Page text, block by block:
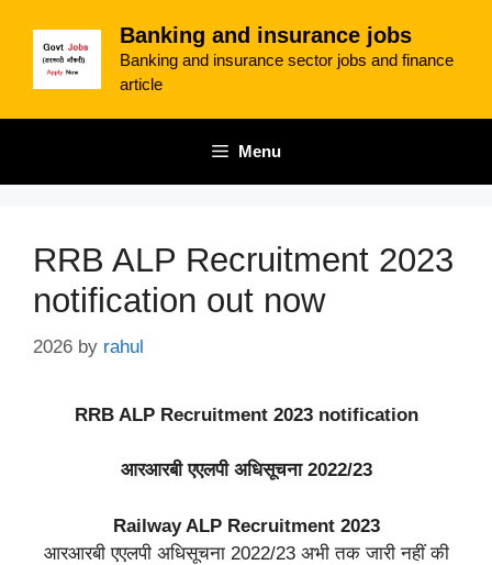
content
Banking and insurance jobs
Banking and insurance sector jobs and finance
article
Menu
RRB ALP Recruitment 2023
notification out now
2026 by rahul
RRB ALP Recruitment 2023 notification
आरआरबी एएलपी अधिसूचना 2022/23
Railway ALP Recruitment 2023
आरआरबी एएलपी अधिसूचना 2022/23 अभी तक जारी नहीं की